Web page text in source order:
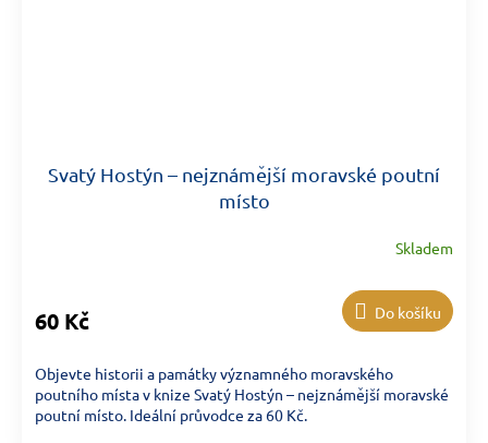
Svatý Hostýn – nejznámější moravské poutní
místo
Skladem
60 Kč Do košíku
Objevte historii a památky významného moravského
poutního místa v knize Svatý Hostýn – nejznámější moravské
poutní místo. Ideální průvodce za 60 Kč.